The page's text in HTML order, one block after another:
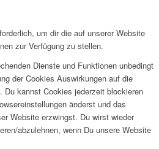
um dir die auf unserer Website
zur Verfügung zu stellen.
Dienste und Funktionen unbedingt
der Cookies Auswirkungen auf die
Du kannst Cookies jederzeit blockieren
änderst und das
Website erzwingst. Du wirst wieder
abzulehnen, wenn Du unsere Website